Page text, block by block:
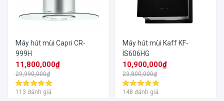
Máy hút mùi Capri CR-
999H
11,800,000₫
29,990,000₫
113 đánh giá
Máy hút mùi Kaff KF-
IS606HG
10,900,000₫
23,800,000₫
148 đánh giá